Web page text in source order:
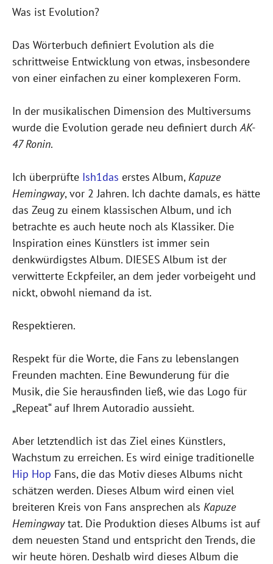
Was ist Evolution?
Das Wörterbuch definiert Evolution als die
schrittweise Entwicklung von etwas, insbesondere
von einer einfachen zu einer komplexeren Form.
In der musikalischen Dimension des Multiversums
wurde die Evolution gerade neu definiert durchAK-
47 Ronin.
Ich überprüfte Ish1das erstes Album,Kapuze
Hemingway, vor 2 Jahren. Ich dachte damals, es hätte
das Zeug zu einem klassischen Album, und ich
betrachte es auch heute noch als Klassiker. Die
Inspiration eines Künstlers ist immer sein
denkwürdigstes Album. DIESES Album ist der
verwitterte Eckpfeiler, an dem jeder vorbeigeht und
nickt, obwohl niemand da ist.
Respektieren.
Respekt für die Worte, die Fans zu lebenslangen
Freunden machten. Eine Bewunderung für die
Musik, die Sie herausfinden ließ, wie das Logo für
„Repeat“ auf Ihrem Autoradio aussieht.
Aber letztendlich ist das Ziel eines Künstlers,
Wachstum zu erreichen. Es wird einige traditionelle
Hip Hop Fans, die das Motiv dieses Albums nicht
schätzen werden. Dieses Album wird einen viel
breiteren Kreis von Fans ansprechen als Kapuze
Hemingwaytat. Die Produktion dieses Albums ist auf
dem neuesten Stand und entspricht den Trends, die
wir heute hören. Deshalb wird dieses Album die